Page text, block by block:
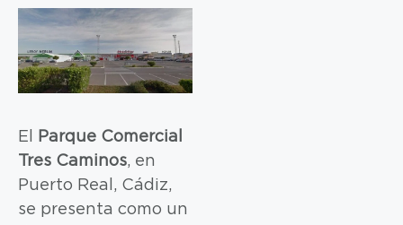
El
Parque Comercial
Tres Caminos, en
Puerto Real, Cádiz,
se presenta como un